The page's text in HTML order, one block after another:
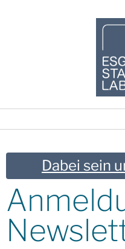
Dabei sein